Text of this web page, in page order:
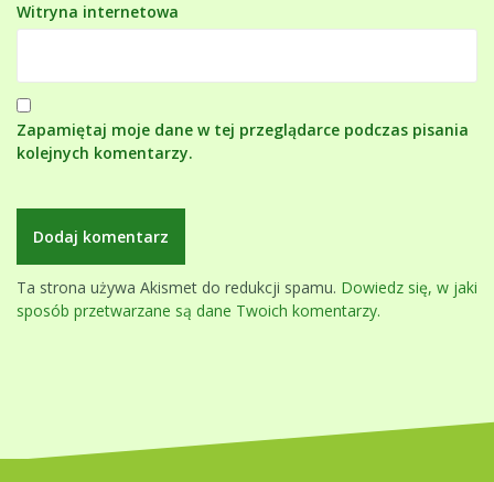
Witryna internetowa
Zapamiętaj moje dane w tej przeglądarce podczas pisania
kolejnych komentarzy.
Ta strona używa Akismet do redukcji spamu. Dowiedz się, w jaki
sposób przetwarzane są dane Twoich komentarzy.